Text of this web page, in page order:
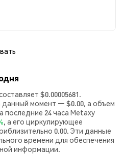
$0.00005681.
данный момент — $0.00, а объем
последние 24 часа Metaxy
, а его циркулирующее
0.00. Эти данные
времени для обеспечения
информации.